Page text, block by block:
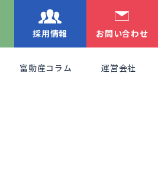
富動産コラム 運営会社
採用情報 お問い合わせ